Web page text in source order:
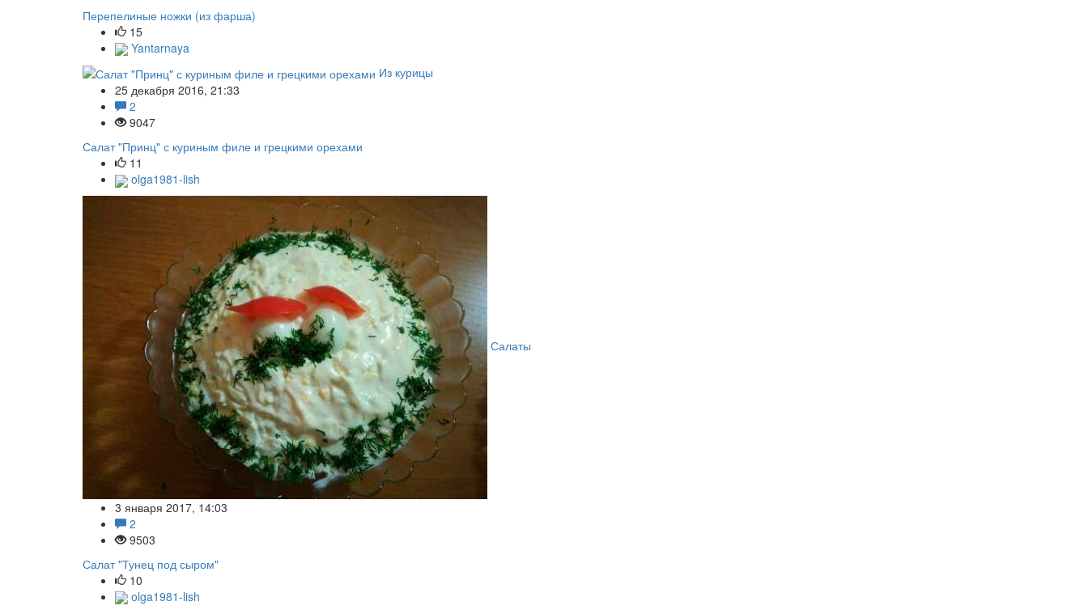
Перепелиные ножки (из фарша)
15
Yantarnaya
Из курицы
25 декабря 2016, 21:33
2
9047
Салат "Принц" с куриным филе и грецкими орехами
11
olga1981-lish
Салаты
3 января 2017, 14:03
2
9503
Салат "Тунец под сыром"
10
olga1981-lish